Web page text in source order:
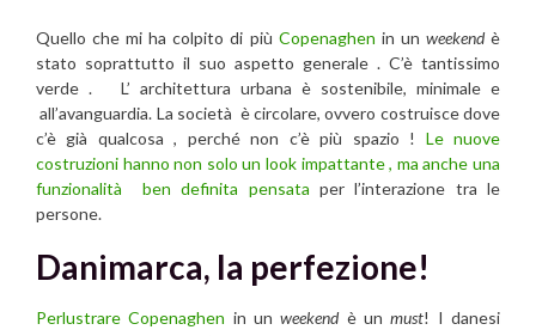
Quello che mi ha colpito di più Copenaghen in un weekendè
stato soprattutto il suo aspetto generale . C’è tantissimo
verde . L’ architettura urbana è sostenibile, minimale e
all’avanguardia. La società è circolare, ovvero costruisce dove
c’è già qualcosa , perché non c’è più spazio ! Le nuove
costruzioni hanno non solo un look impattante , ma anche una
funzionalità ben definita pensata per l’interazione tra le
persone.
Danimarca, la perfezione!
Perlustrare Copenaghen in unweekendè unmust! I danesi